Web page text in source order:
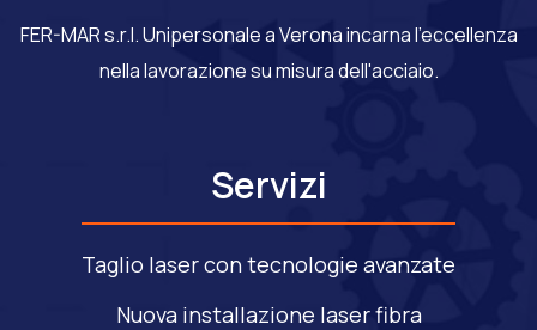
FER-MAR s.r.l. Unipersonale a Verona incarna l'eccellenza
nella lavorazione su misura dell'acciaio.
Servizi
Taglio laser con tecnologie avanzate
Nuova installazione laser fibra